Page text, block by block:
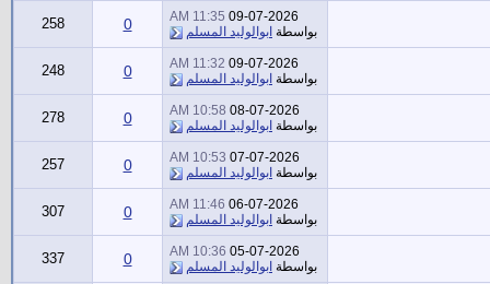
09-07-2026
11:35 AM
بواسطة ابوالوليد المسلم 0
258
09-07-2026
11:32 AM
بواسطة ابوالوليد المسلم 0
248
08-07-2026
10:58 AM
بواسطة ابوالوليد المسلم 0
278
07-07-2026
10:53 AM
بواسطة ابوالوليد المسلم 0
257
06-07-2026
11:46 AM
بواسطة ابوالوليد المسلم 0
307
05-07-2026
10:36 AM
بواسطة ابوالوليد المسلم 0
337